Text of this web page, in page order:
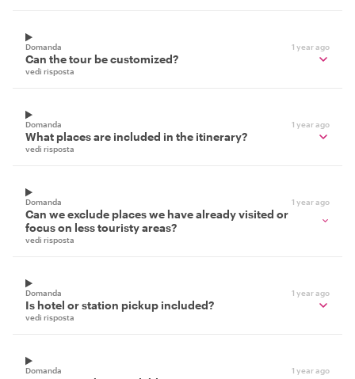
Domanda 1 year ago
Can the tour be customized?
vedi risposta
Domanda 1 year ago
What places are included in the itinerary?
vedi risposta
Domanda 1 year ago
Can we exclude places we have already visited or
focus on less touristy areas?
vedi risposta
Domanda 1 year ago
Is hotel or station pickup included?
vedi risposta
Domanda 1 year ago